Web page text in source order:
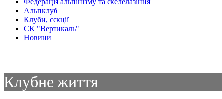
Федерація альпінізму та скелелазіння
Альпклуб
Клуби, секції
СК "Вертикаль"
Новини
Клубне життя